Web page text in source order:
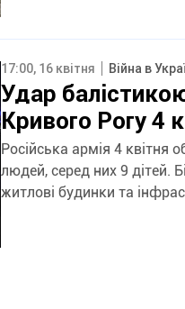
17:00, 16 квітня Війна в
Удар
Кривого Рогу 4
Російська армія 4 квітня
людей, серед них 9
житлові будинки та